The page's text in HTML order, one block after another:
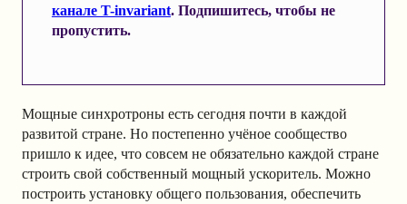
канале T-invariant. Подпишитесь, чтобы не
пропустить.
Мощные синхротроны есть сегодня почти в каждой
развитой стране. Но постепенно учёное сообщество
пришло к идее, что совсем не обязательно каждой стране
строить свой собственный мощный ускоритель. Можно
построить установку общего пользования, обеспечить